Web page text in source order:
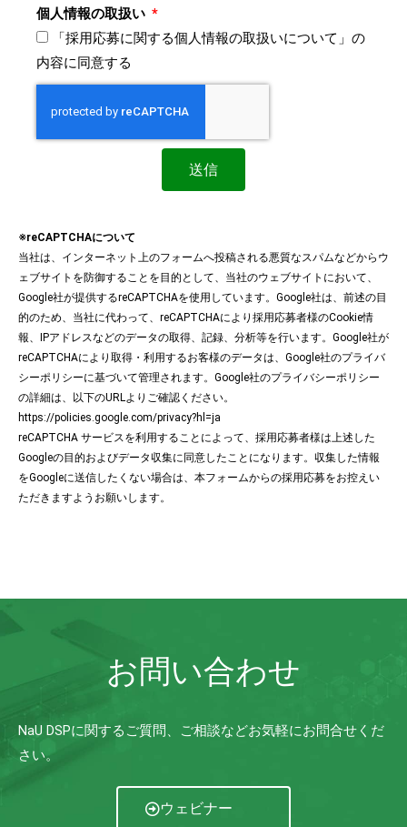
個人情報の取扱い
「採用応募に関する個人情報の取扱いについて」の
内容に同意する
送信
※reCAPTCHAについて
当社は、インターネット上のフォームへ投稿される悪質なスパムなどからウ
ェブサイトを防御することを目的として、当社のウェブサイトにおいて、
Google社が提供するreCAPTCHAを使用しています。Google社は、前述の目
的のため、当社に代わって、reCAPTCHAにより採用応募者様のCookie情
報、IPアドレスなどのデータの取得、記録、分析等を行います。Google社が
reCAPTCHAにより取得・利用するお客様のデータは、Google社のプライバ
シーポリシーに基づいて管理されます。Google社のプライバシーポリシー
の詳細は、以下のURLよりご確認ください。
https://policies.google.com/privacy?hl=ja
reCAPTCHA サービスを利用することによって、採用応募者様は上述した
Googleの目的およびデータ収集に同意したことになります。収集した情報
をGoogleに送信したくない場合は、本フォームからの採用応募をお控えい
ただきますようお願いします。
お問い合わせ
NaU DSPに関するご質問、ご相談などお気軽にお問合せくだ
さい。
ウェビナー